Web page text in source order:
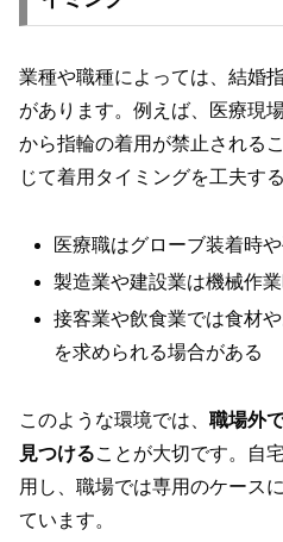
業種や職種によっては、結婚
があります。例えば、医療現
から指輪の着用が禁止される
じて着用タイミングを工夫す
医療職はグローブ装着時
製造業や建設業は機械作
接客業や飲食業では食材
を求められる場合がある
このような環境では、 職場外
見つけることが大切です。自
用し、職場では専用のケース
ています。